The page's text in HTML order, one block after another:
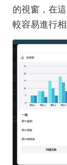
的視窗，在
較容易進行相